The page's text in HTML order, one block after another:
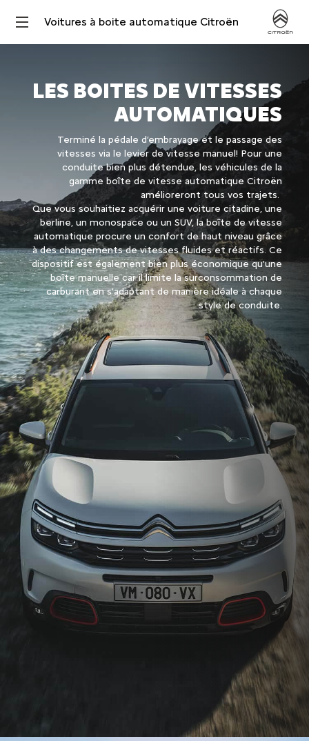
Voitures à boite automatique Citroën
LES BOITES DE VITESSES
AUTOMATIQUES
Terminé la pédale d’embrayage et le passage des
vitesses via le levier de vitesse manuel! Pour une
conduite bien plus détendue, les véhicules de la
gamme boîte de vitesse automatique Citroën
amélioreront tous vos trajets.
Que vous souhaitiez acquérir une voiture citadine, une
berline, un monospace ou un SUV, la boîte de vitesse
automatique procure un confort de haut niveau grâce
à des changements de vitesses fluides et réactifs. Ce
dispositif est également bien plus économique qu'une
boîte manuelle car il limite la surconsommation de
carburant en s'adaptant de manière idéale à chaque
style de conduite.